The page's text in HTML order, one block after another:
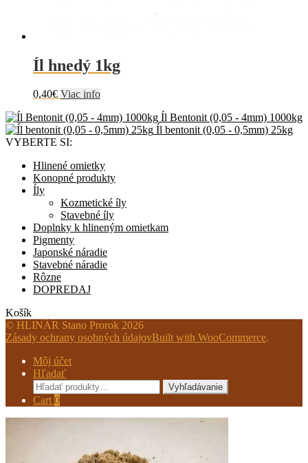
Íl hnedý 1kg
0,40€ Viac info
Íl Bentonit (0,05 - 4mm) 1000kg
Íl bentonit (0,05 - 0,5mm) 25kg
VYBERTE SI:
Hlinené omietky
Konopné produkty
Íly
Kozmetické íly
Stavebné íly
Doplnky k hlineným omietkam
Pigmenty
Japonské náradie
Stavebné náradie
Rôzne
DOPREDAJ
Košík
© HLINÁR Stano Prorok 2026
Zásady ochrany osobných údajovBuilt with WooCommerce.
Môj účet
Hľadať
Hľadať:
Vyhľadávanie
Cart 0